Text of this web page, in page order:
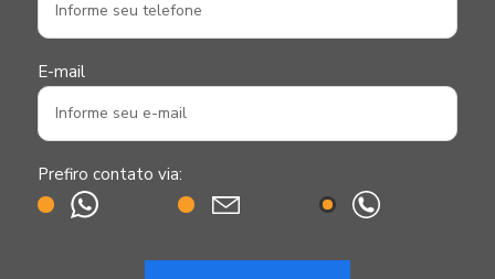
E-mail
Prefiro contato via: